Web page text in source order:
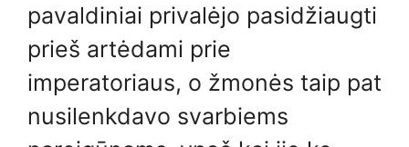
pavaldiniai privalėjo pasidžiaugti
prieš artėdami prie
imperatoriaus, o žmonės taip pat
nusilenkdavo svarbiems